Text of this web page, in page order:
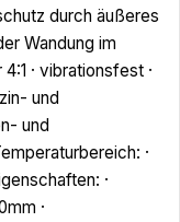
durch äußeres
Wandung im
· vibrationsfest ·
und
und
·
·
·